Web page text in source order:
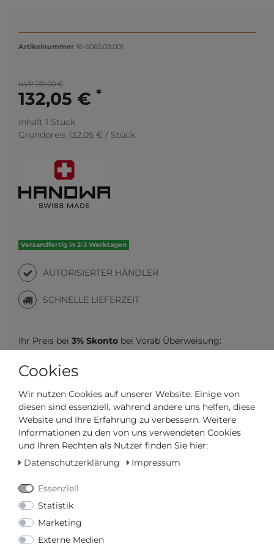
Artikelnummer 16-6065.09.001
UVP 139,00 €
132,05 € *
Inhalt 1 Stück
Grundpreis 132,05 € / Stück
Versandfertig in 2-3 Werktagen
AUTORISIERTER HÄNDLER
SCHNELLE LIEFERZEIT
Ihr Preis bei 3% Skonto bei Vorab Überweisung:
128,09 € *
Wunschliste Frage zum Artikel Preisanfrage
weitere Informationen wünschen, können Sie
Cookies
Wir nutzen Cookies auf unserer Website. Einige von
diesen sind essenziell, während andere uns helfen, diese
Website und Ihre Erfahrung zu verbessern. Weitere
Informationen zu den von uns verwendeten Cookies
und Ihren Rechten als Nutzer finden Sie hier:
Datenschutzerklärung
Impressum
Essenziell
Statistik
Marketing
Externe Medien